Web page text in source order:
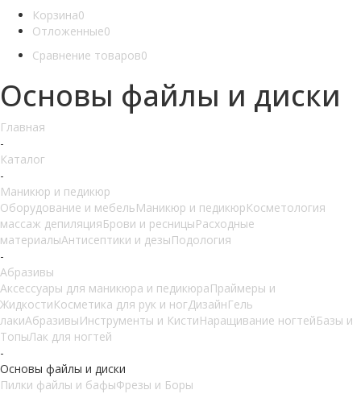
Корзина0
Отложенные0
Сравнение товаров0
Основы файлы и диски
Главная
-
Каталог
-
Маникюр и педикюр
Оборудование и мебельМаникюр и педикюрКосметология
массаж депиляцияБрови и ресницыРасходные
материалыАнтисептики и дезыПодология
-
Абразивы
Аксессуары для маникюра и педикюраПраймеры и
ЖидкостиКосметика для рук и ногДизайнГель
лакиАбразивыИнструменты и КистиНаращивание ногтейБазы и
ТопыЛак для ногтей
-
Основы файлы и диски
Пилки файлы и бафыФрезы и Боры